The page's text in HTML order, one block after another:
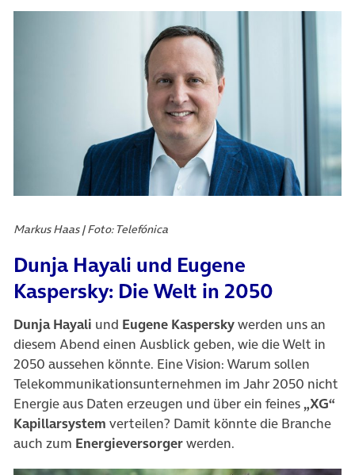
Markus Haas | Foto: Telefónica
Dunja Hayali und Eugene
Kaspersky: Die Welt in 2050
Dunja Hayali und Eugene Kasperskywerden uns an
diesem Abend einen Ausblick geben, wie die Welt in
2050 aussehen könnte. Eine Vision: Warum sollen
Telekommunikationsunternehmen im Jahr 2050 nicht
Energie aus Daten erzeugen und über ein feines„XG“
Kapillarsystem verteilen? Damit könnte die Branche
auch zum Energieversorgerwerden.